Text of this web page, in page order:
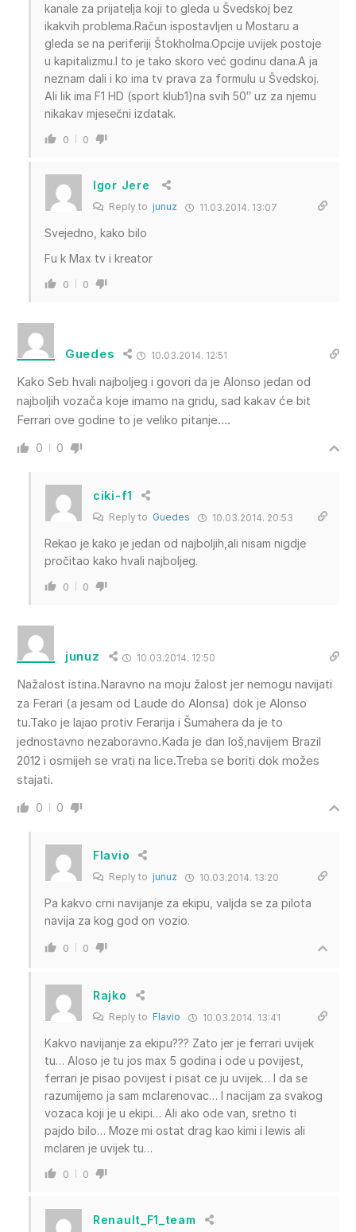
kanale za prijatelja koji to gleda u Švedskoj bez
ikakvih problema.Račun ispostavljen u Mostaru a
gleda se na periferiji Štokholma.Opcije uvijek postoje
u kapitalizmu.I to je tako skoro već godinu dana.A ja
neznam dali i ko ima tv prava za formulu u Švedskoj.
Ali lik ima F1 HD (sport klub1)na svih 50″ uz za njemu
nikakav mjesečni izdatak.
0 0
Igor Jere
Reply to junuz 11.03.2014. 13:07
Svejedno, kako bilo
Fu k Max tv i kreator
0 0
Guedes 10.03.2014. 12:51
Kako Seb hvali najboljeg i govori da je Alonso jedan od
najboljih vozača koje imamo na gridu, sad kakav će bit
Ferrari ove godine to je veliko pitanje….
0 0
ciki-f1
Reply to Guedes 10.03.2014. 20:53
Rekao je kako je jedan od najboljih,ali nisam nigdje
pročitao kako hvali najboljeg.
0 0
junuz 10.03.2014. 12:50
Nažalost istina.Naravno na moju žalost jer nemogu navijati
za Ferari (a jesam od Laude do Alonsa) dok je Alonso
tu.Tako je lajao protiv Ferarija i Šumahera da je to
jednostavno nezaboravno.Kada je dan loš,navijem Brazil
2012 i osmijeh se vrati na lice.Treba se boriti dok možes
stajati.
0 0
Flavio
Reply to junuz 10.03.2014. 13:20
Pa kakvo crni navijanje za ekipu, valjda se za pilota
navija za kog god on vozio.
0 0
Rajko
Reply to Flavio 10.03.2014. 13:41
Kakvo navijanje za ekipu??? Zato jer je ferrari uvijek
tu… Aloso je tu jos max 5 godina i ode u povijest,
ferrari je pisao povijest i pisat ce ju uvijek… I da se
razumijemo ja sam mclarenovac… I nacijam za svakog
vozaca koji je u ekipi… Ali ako ode van, sretno ti
pajdo bilo… Moze mi ostat drag kao kimi i lewis ali
mclaren je uvijek tu…
0 0
Renault_F1_team